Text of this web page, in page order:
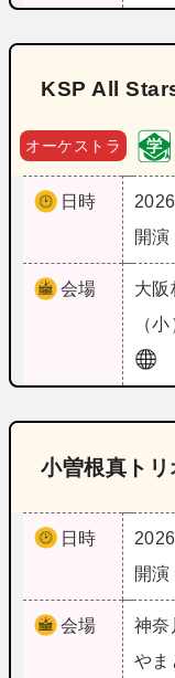
KSP All
オーケストラ
日時
開
会場 大阪
（小
小曽根真ト
日時
開
会場 神奈
やま